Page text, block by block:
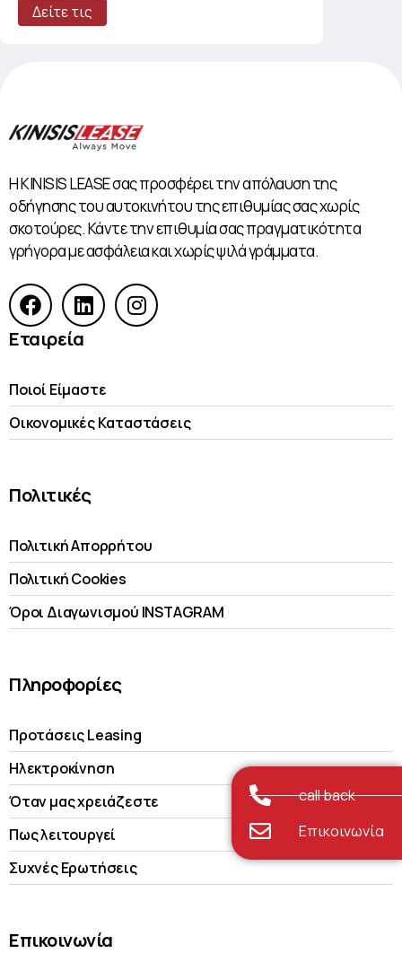
Δείτε τις
Η KINISIS LEASE σας προσφέρει την απόλαυση της
οδήγησης του αυτοκινήτου της επιθυμίας σας χωρίς
σκοτούρες. Κάντε την επιθυμία σας πραγματικότητα
γρήγορα με ασφάλεια και χωρίς ψιλά γράμματα.
Εταιρεία
Ποιοί Είμαστε
Οικονομικές Kαταστάσεις
Πολιτικές
Πολιτική Απορρήτου
Πολιτική Cookies
Όροι Διαγωνισμού INSTAGRAM
Πληροφορίες
Προτάσεις Leasing
Ηλεκτροκίνηση
Όταν μας χρειάζεστε
Πως λειτουργεί
Συχνές Ερωτήσεις
Επικοινωνία
call back
Επικοινωνία